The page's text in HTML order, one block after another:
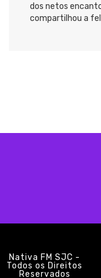
dos netos
compartilhou a
Nativa FM SJC -
Todos os Direitos
Reservados